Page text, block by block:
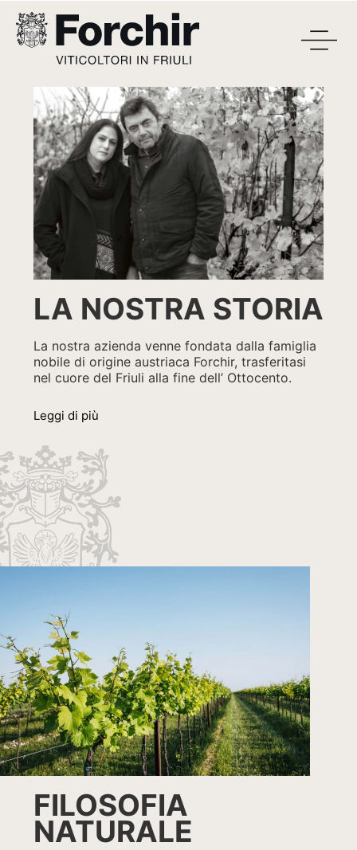
LA NOSTRA STORIA
La nostra azienda venne fondata dalla famiglia
nobile di origine austriaca Forchir, trasferitasi
nel cuore del Friuli alla fine dell’ Ottocento.
Leggi di più
FILOSOFIA
NATURALE